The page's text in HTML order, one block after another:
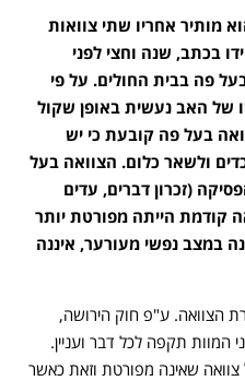
מותיר אחריו שתי צוואות
בכתב, שנה וחצי לפני
פה בבית החולים. על פי
של האב נעשית באופן שקול
בעל פה קובעת כי יש
ולשאר כלום. הצוואה בעל
(זכרון דברים, עדים
קודמת הייתה מפורטת יותר
במצב נפשי מעורער, איננה
הצוואה. ע"פ חוק הירושה,
תקפה לכל דבר ועניין.
צוואה שאינה מפורטת וזאת כאשר